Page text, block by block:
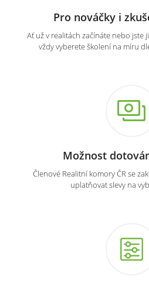
Pro nováčky i
Ať už v realitách začínáte nebo jste
vždy vyberete školení na míru
Možnost
Členové Realitní komory ČR se
uplatňovat slevy na